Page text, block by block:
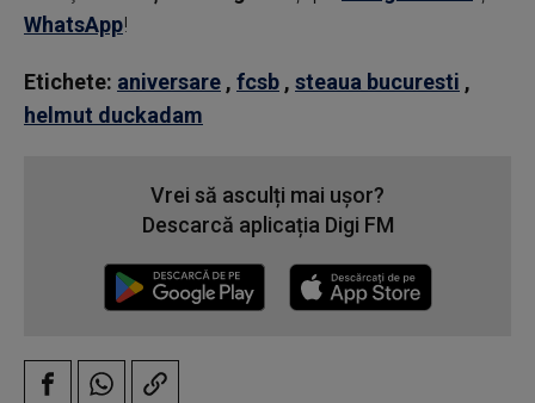
WhatsApp!
Etichete: aniversare , fcsb , steaua bucuresti ,
helmut duckadam
Vrei să asculți mai ușor?
Descarcă aplicația Digi FM